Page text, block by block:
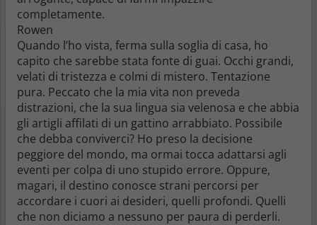
completamente.
Rowen
Quando l’ho vista, ferma sulla soglia di casa, ho
capito che sarebbe stata fonte di guai. Occhi grandi,
velati di tristezza e colmi di mistero. Tentazione
pura. Peccato che la mia vita non preveda
distrazioni, che la sua lingua sia velenosa e che abbia
gli artigli affilati di un gattino arrabbiato. Possibile
che debba conviverci? Ho preso la decisione
peggiore del mondo, ma ormai tocca adattarsi agli
eventi per colpa di uno stupido errore. Oppure,
magari, il destino conosce strani percorsi per
accordare i cuori ai desideri, quelli profondi. Quelli
che non diciamo a nessuno per paura di perderli.